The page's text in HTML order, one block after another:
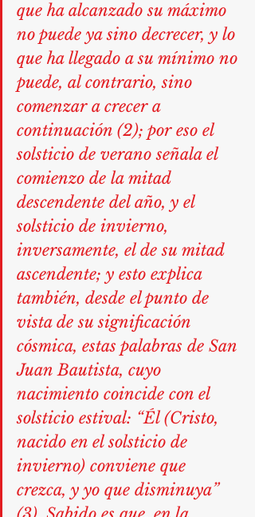
que ha alcanzado su máximo
no puede ya sino decrecer, y lo
que ha llegado a su mínimo no
puede, al contrario, sino
comenzar a crecer a
continuación (2); por eso el
solsticio de verano señala el
comienzo de la mitad
descendente del año, y el
solsticio de invierno,
inversamente, el de su mitad
ascendente; y esto explica
también, desde el punto de
vista de su significación
cósmica, estas palabras de San
Juan Bautista, cuyo
nacimiento coincide con el
solsticio estival: “Él (Cristo,
nacido en el solsticio de
invierno) conviene que
crezca, y yo que disminuya”